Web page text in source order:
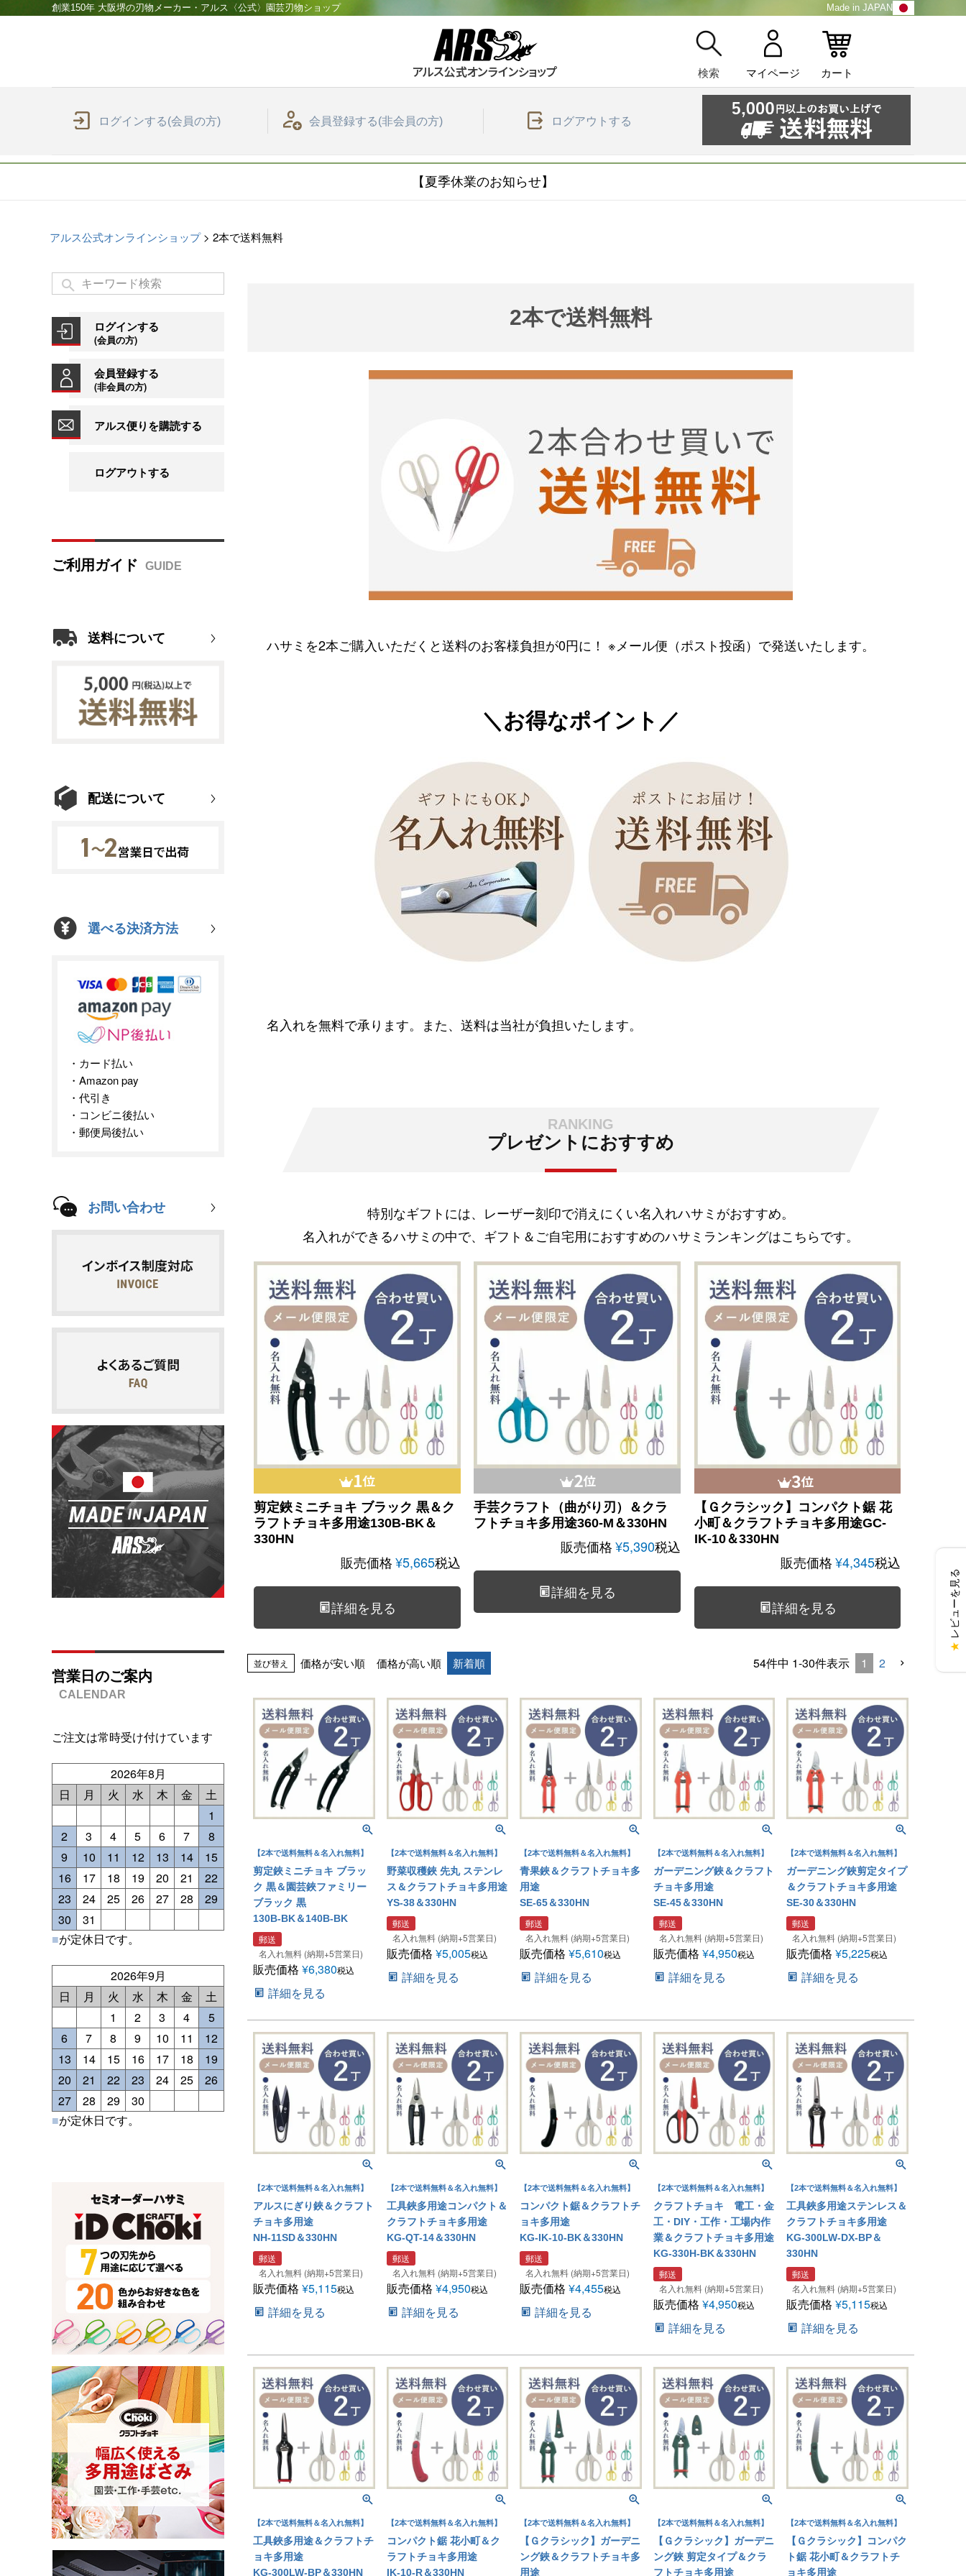
創業150年 大阪堺の刃物メーカー・アルス〈公式〉園芸刃物ショップ Made in JAPAN
検索 マイページ カート
ログインする(会員の方) 会員登録する(非会員の方) ログアウトする
【夏季休業のお知らせ】
アルス公式オンラインショップ 2本で送料無料
ログインする
(会員の方)
会員登録する
(非会員の方)
アルス便りを購読する
ログアウトする
ご利用ガイド
送料について
配送について
選べる決済方法
カード払い
Amazon pay
代引き
コンビニ後払い
郵便局後払い
お問い合わせ
営業日のご案内
ご注文は常時受け付けています
2026年8月
日
月 火 水 木 金
土
1
2
3 4 5 6 7
8
9
10 11 12 13 14
15
16
17 18 19 20 21
22
23
24 25 26 27 28
29
30
31
■が定休日です。
2026年9月
日
月 火 水 木 金
土
1
2 3 4
5
6
7 8 9 10 11
12
13
14 15 16 17 18
19
20
21 22 23 24 25
26
27
28 29
30
■が定休日です。
2本で送料無料
ハサミを2本ご購入いただくと送料のお客様負担が0円に！ ※メール便（ポスト投函）で発送いたします。
＼お得なポイント／
名入れを無料で承ります。また、送料は当社が負担いたします。
プレゼントにおすすめ
特別なギフトには、レーザー刻印で消えにくい名入れハサミがおすすめ。
名入れができるハサミの中で、ギフト＆ご自宅用におすすめのハサミランキングはこちらです。
剪定鋏ミニチョキ ブラック 黒＆ク
ラフトチョキ多用途130B-BK＆
330HN
販売価格¥5,665税込
詳細を見る
手芸クラフト（曲がり刃）＆クラ
フトチョキ多用途360-M＆330HN
販売価格¥5,390税込
詳細を見る
【Ｇクラシック】コンパクト鋸 花
小町＆クラフトチョキ多用途GC-
IK-10＆330HN
販売価格 ¥4,345税込
詳細を見る
並び替え 価格が安い順 価格が高い順 新着順 54件中 1-30件表示 1 2
【2本で送料無料＆名入れ無料】
剪定鋏ミニチョキ ブラッ
ク 黒＆園芸鋏ファミリー
ブラック 黒
130B-BK＆140B-BK
郵送
名入れ無料 (納期+5営業日)
販売価格 ¥6,380税込
詳細を見る
【2本で送料無料＆名入れ無料】
野菜収穫鋏 先丸 ステンレ
ス＆クラフトチョキ多用途
YS-38＆330HN
郵送
名入れ無料 (納期+5営業日)
販売価格 ¥5,005税込
詳細を見る
【2本で送料無料＆名入れ無料】
青果鋏＆クラフトチョキ多
用途
SE-65＆330HN
郵送
名入れ無料 (納期+5営業日)
販売価格 ¥5,610税込
詳細を見る
【2本で送料無料＆名入れ無料】
ガーデニング鋏＆クラフト
チョキ多用途
SE-45＆330HN
郵送
名入れ無料 (納期+5営業日)
販売価格 ¥4,950税込
詳細を見る
【2本で送料無料＆名入れ無料】
ガーデニング鋏剪定タイプ
＆クラフトチョキ多用途
SE-30＆330HN
郵送
名入れ無料 (納期+5営業日)
販売価格 ¥5,225税込
詳細を見る
【2本で送料無料＆名入れ無料】
アルスにぎり鋏＆クラフト
チョキ多用途
NH-11SD＆330HN
郵送
名入れ無料 (納期+5営業日)
販売価格 ¥5,115税込
詳細を見る
【2本で送料無料＆名入れ無料】
工具鋏多用途コンパクト＆
クラフトチョキ多用途
KG-QT-14＆330HN
郵送
名入れ無料 (納期+5営業日)
販売価格 ¥4,950税込
詳細を見る
【2本で送料無料＆名入れ無料】
コンパクト鋸＆クラフトチ
ョキ多用途
KG-IK-10-BK＆330HN
郵送
名入れ無料 (納期+5営業日)
販売価格 ¥4,455税込
詳細を見る
【2本で送料無料＆名入れ無料】
クラフトチョキ 電工・金
工・DIY・工作・工場内作
業＆クラフトチョキ多用途
KG-330H-BK＆330HN
郵送
名入れ無料 (納期+5営業日)
販売価格 ¥4,950税込
詳細を見る
【2本で送料無料＆名入れ無料】
工具鋏多用途ステンレス＆
クラフトチョキ多用途
KG-300LW-DX-BP＆
330HN
郵送
名入れ無料 (納期+5営業日)
販売価格 ¥5,115税込
詳細を見る
【2本で送料無料＆名入れ無料】
工具鋏多用途＆クラフトチ
ョキ多用途
KG-300LW-BP＆330HN
【2本で送料無料＆名入れ無料】
コンパクト鋸 花小町＆ク
ラフトチョキ多用途
IK-10-R＆330HN
【2本で送料無料＆名入れ無料】
【Ｇクラシック】ガーデニ
ング鋏＆クラフトチョキ多
用途
【2本で送料無料＆名入れ無料】
【Ｇクラシック】ガーデニ
ング鋏 剪定タイプ＆クラ
フトチョキ多用途
【2本で送料無料＆名入れ無料】
【Ｇクラシック】コンパク
ト鋸 花小町＆クラフトチ
ョキ多用途
★
レビューを見る